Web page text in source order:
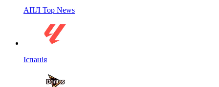
АПЛ Top News
Іспанія